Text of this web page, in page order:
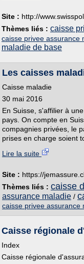
Site : http://
Thèmes liés : caisse
caisse privee assurance
maladie de base
Les caisses
Caisse maladie
30 mai 2016
En Suisse, s'affilier à
pays. On compte en
compagnies privées, le
prises en charge soient
Lire la suite
Site : https://
Thèmes liés : caisse
assurance maladie /
caisse privee assurance
Caisse régionale
Index
Caisse régionale